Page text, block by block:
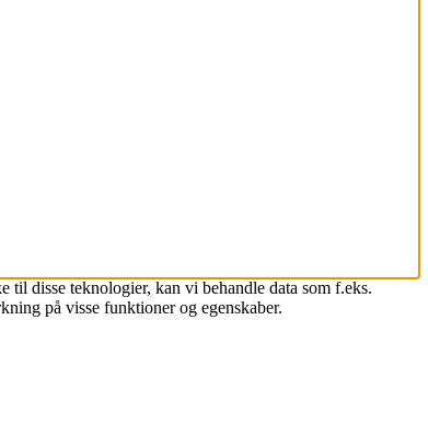
disse teknologier, kan vi behandle data som f.eks.
på visse funktioner og egenskaber.